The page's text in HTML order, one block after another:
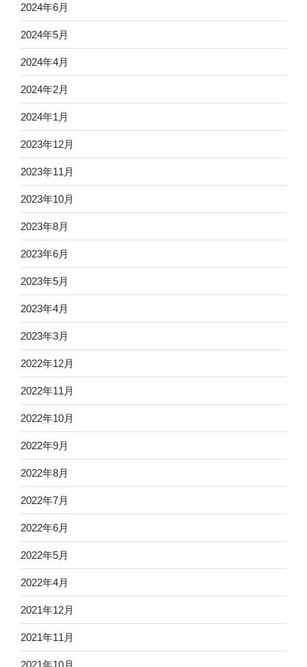
2024年6月
2024年5月
2024年4月
2024年2月
2024年1月
2023年12月
2023年11月
2023年10月
2023年8月
2023年6月
2023年5月
2023年4月
2023年3月
2022年12月
2022年11月
2022年10月
2022年9月
2022年8月
2022年7月
2022年6月
2022年5月
2022年4月
2021年12月
2021年11月
2021年10月